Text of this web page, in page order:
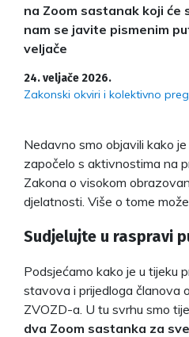
na Zoom sastanak koji će
nam se javite pismenim
veljače
24. veljače 2026.
Zakonski okviri i kolektivno
Nedavno smo objavili kako
započelo s aktivnostima na
Zakona o visokom
djelatnosti. Više o tome
Sudjelujte u raspravi
Podsjećamo kako je u tijeku
stavova i prijedloga članova
ZVOZD-a. U tu svrhu smo
dva Zoom sastanka za